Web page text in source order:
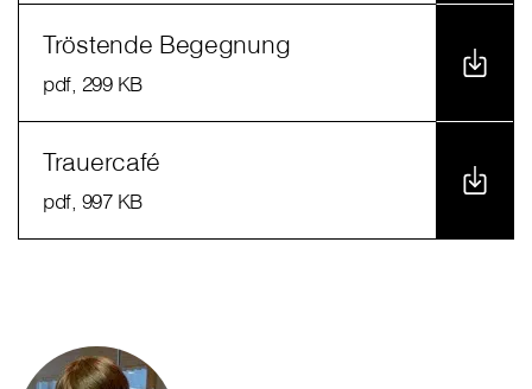
Tröstende Begegnung
pdf, 299 KB
Trauercafé
pdf, 997 KB